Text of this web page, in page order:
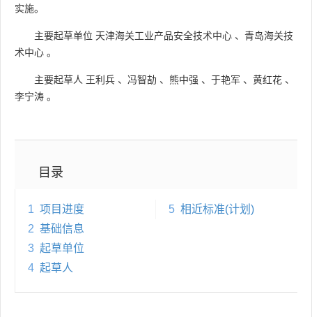
实施。
主要起草单位 天津海关工业产品安全技术中心 、 青岛海关技
术中心 。
主要起草人 王利兵 、 冯智劼 、 熊中强 、 于艳军 、 黄红花 、
李宁涛 。
目录
1 项目进度
2 基础信息
3 起草单位
4 起草人
5 相近标准(计划)